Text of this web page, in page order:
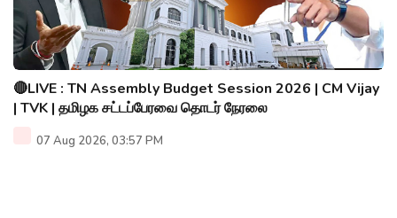
🔴LIVE : TN Assembly Budget Session 2026 | CM Vijay
| TVK | தமிழக சட்டப்பேரவை தொடர் நேரலை
07 Aug 2026, 03:57 PM